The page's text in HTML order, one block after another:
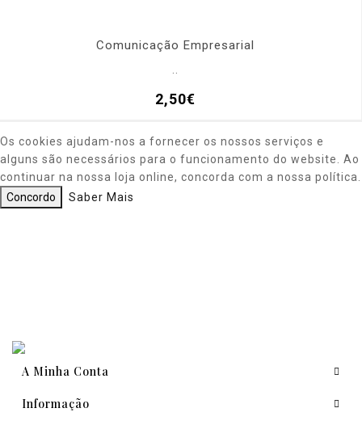
Comunicação Empresarial
2,50€
Os cookies ajudam-nos a fornecer os nossos serviços e
alguns são necessários para o funcionamento do website. Ao
continuar na nossa loja online, concorda com a nossa política.
Concordo
Saber Mais
A Minha Conta
Informação